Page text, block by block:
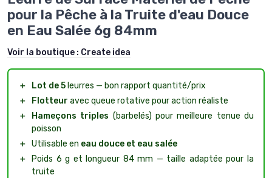
pour la Pêche à la Truite d'eau Douce
en Eau Salée 6g 84mm
Voir la boutique : Create idea
＋ Lot de 5 leurres — bon rapport quantité/prix
＋
Flotteur avec queue rotative pour action réaliste
＋
Hameçons triples (barbelés) pour meilleure tenue du
poisson
＋ Utilisable en eau douce et eau salée
＋
Poids 6 g et longueur 84 mm — taille adaptée pour la
truite